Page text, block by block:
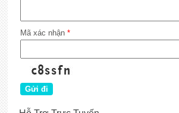
Mã xác nhận *